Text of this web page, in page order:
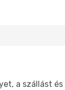
a szállást és